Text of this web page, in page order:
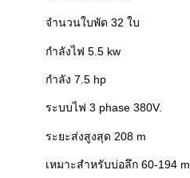
จำนวนใบพัด 32 ใบ
กำลังไฟ 5.5 kw
กำลัง 7.5 hp
ระบบไฟ 3 phase 380V.
ระยะส่งสูงสุด 208 m
เหมาะสำหรับบ่อลึก 60-194 m